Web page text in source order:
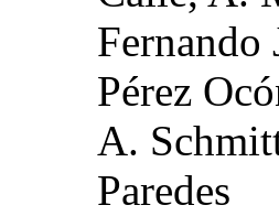
Fernando
Pérez
A.
Paredes